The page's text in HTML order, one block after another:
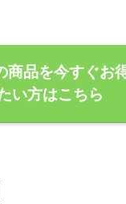
商品を今すぐお
い方はこちら